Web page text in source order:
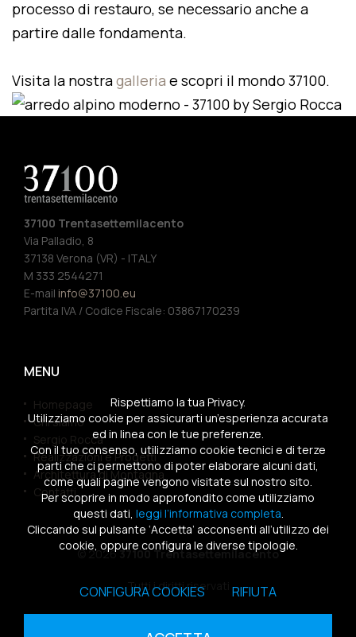
processo di restauro, se necessario anche a
partire dalle fondamenta.
Visita la nostragalleria e scopri il mondo 37100.
37100 Trentasettemilacento
Via Palladio, 8
37138 Verona (VR) - ITALY
M 333 2544271
E-mail info@37100.eu
Partita IVA / Codice Fiscale: 03867170239
MENU
Homepage
Chi siamo
Sergio Rocca
Realizzazioni e Progetti
Architettura di Montagna
Contatti
© 202637100 Trentasettemilacento
Tutti i diritti riservati
Sitemap|Privacy Policy|Cookies Policy
Rispettiamo la tua Privacy.
Utilizziamo cookie per assicurarti un’esperienza accurata
ed in linea con le tue preferenze.
Con il tuo consenso, utilizziamo cookie tecnici e di terze
parti che ci permettono di poter elaborare alcuni dati,
come quali pagine vengono visitate sul nostro sito.
Per scoprire in modo approfondito come utilizziamo
questi dati, leggi l’informativa completa.
Cliccando sul pulsante ‘Accetta’ acconsenti all’utilizzo dei
cookie, oppure configura le diverse tipologie.
CONFIGURA COOKIES RIFIUTA